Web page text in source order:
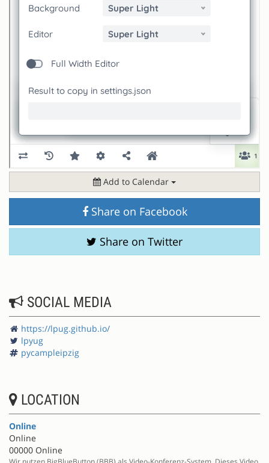
Add to Calendar
Share on Facebook
Share on Twitter
SOCIAL MEDIA
https://lpug.github.io/
lpyug
pycampleipzig
LOCATION
Online
Online
00000 Online